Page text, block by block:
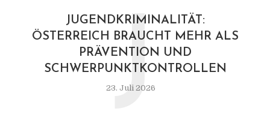
JUGENDKRIMINALITÄT:
ÖSTERREICH BRAUCHT MEHR ALS
PRÄVENTION UND
SCHWERPUNKTKONTROLLEN
23. Juli 2026
J